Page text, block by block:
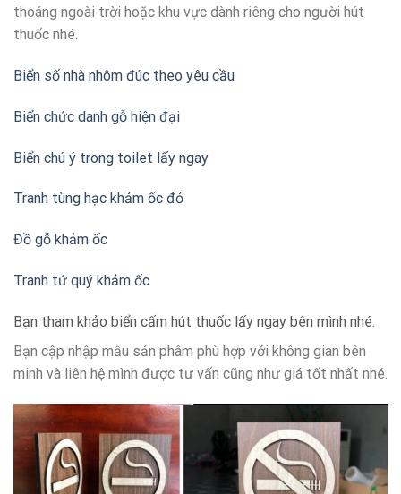
thoáng ngoài trời hoặc khu vực dành riêng cho người hút
thuốc nhé.
Biển số nhà nhôm đúc theo yêu cầu
Biển chức danh gỗ hiện đại
Biển chú ý trong toilet lấy ngay
Tranh tùng hạc khảm ốc đỏ
Đồ gỗ khảm ốc
Tranh tứ quý khảm ốc
Bạn tham khảo biển cấm hút thuốc lấy ngay bên mình nhé.
Bạn cập nhập mẫu sản phâm phù hợp với không gian bên
minh và liên hệ mình được tư vấn cũng như giá tốt nhất nhé.